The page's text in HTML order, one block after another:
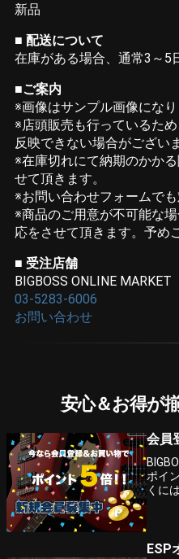
新品
■ 配送について
在庫がある場合、通常3～5
■ご案内
※画像はサンプル画像になり
※店頭販売も行っているた
反映できない場合がござい
※在庫切れにて納期のかか
せて頂きます。
※お問い合わせフォームでも
※商品のご用意が不可能な
応をさせて頂きます。予め
■ 受注店舗
BIGBOSS ONLINE MARKET
03-5283-6006
お問い合わせ
安心＆お得が
会員
ポイ
くに
ESP